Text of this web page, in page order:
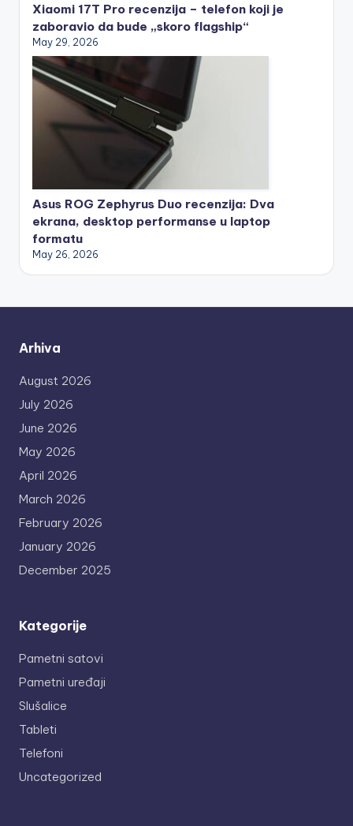
Xiaomi 17T Pro recenzija – telefon koji je
zaboravio da bude „skoro flagship“
May 29, 2026
Asus ROG Zephyrus Duo recenzija: Dva
ekrana, desktop performanse u laptop
formatu
May 26, 2026
Arhiva
August 2026
July 2026
June 2026
May 2026
April 2026
March 2026
February 2026
January 2026
December 2025
Kategorije
Pametni satovi
Pametni uređaji
Slušalice
Tableti
Telefoni
Uncategorized